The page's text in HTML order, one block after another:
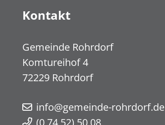
Kontakt
Gemeinde Rohrdorf
Komtureihof 4
72229 Rohrdorf
info@gemeinde-rohrdorf.de